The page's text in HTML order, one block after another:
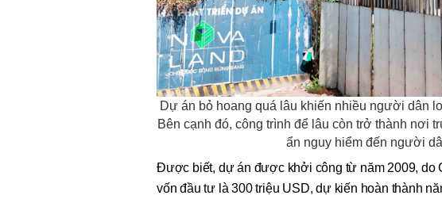
Dự án bỏ hoang quá lâu khiến nhiều người dân
Bên cạnh đó, công trình để lâu còn trở thành nơi
ẩn nguy hiểm đến người
Được biết, dự án được khởi công từ năm 2009, do
vốn đầu tư là 300 triệu USD, dự kiến hoàn thành